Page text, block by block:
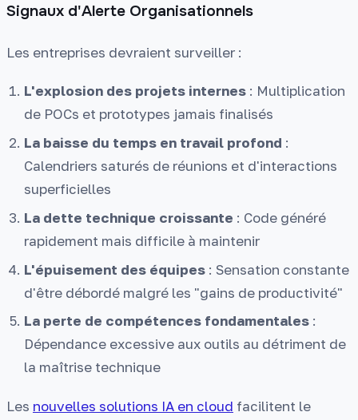
Signaux d'Alerte Organisationnels
Les entreprises devraient surveiller :
L'explosion des projets internes : Multiplication
de POCs et prototypes jamais finalisés
La baisse du temps en travail profond :
Calendriers saturés de réunions et d'interactions
superficielles
La dette technique croissante : Code généré
rapidement mais difficile à maintenir
L'épuisement des équipes : Sensation constante
d'être débordé malgré les "gains de productivité"
La perte de compétences fondamentales :
Dépendance excessive aux outils au détriment de
la maîtrise technique
Les nouvelles solutions IA en cloud facilitent le